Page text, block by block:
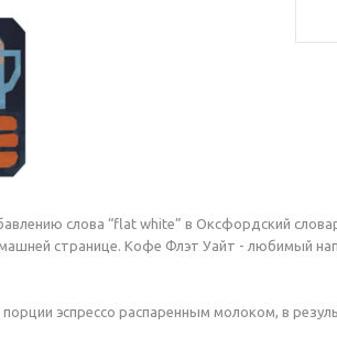
слова “flat white” в Оксфордский
странице. Кофе Флэт Уайт - любимый
эспрессо распаренным молоком, в